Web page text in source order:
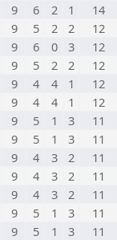
9 6 2 1
14
9 5 2 2
12
9 6 0 3
12
9 5 2 2
12
9 4 4 1
12
9 4 4 1
12
9 5 1 3
11
9 5 1 3
11
9 4 3 2
11
9 4 3 2
11
9 4 3 2
11
9 5 1 3
11
9 5 1 3
11